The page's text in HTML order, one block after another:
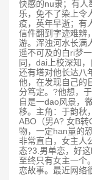
快感的nu隶；有人
乐，免不了染上令
疫，英年早逝；有
信件翻到字迹难辨
游。浑浊河水长满
遥不可及的白ri梦
同，dai上校深知
还有塔对他长达八
他，在发现自己的
分笃定。?他想，
自是一dao风景，
移。主角：于韵秋
ABO（男A? 女B
物，一定han量的
非常直白，女主人
态?3.男单恋，好
至终只有女主一个
恋故事。最近网络